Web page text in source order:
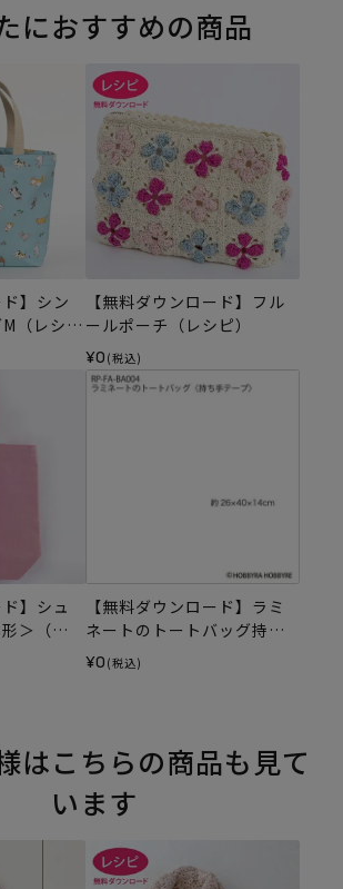
におすすめの商品
ド】シン
（レシ
【無料ダウンロード】フル
ールポーチ（レシピ）
¥0 (税込)
】シュ
＞（レ
【無料ダウンロード】ラミ
ネートのトートバッグ持ち
手テープ（レシピ）
¥0 (税込)
はこちらの商品も見て
います